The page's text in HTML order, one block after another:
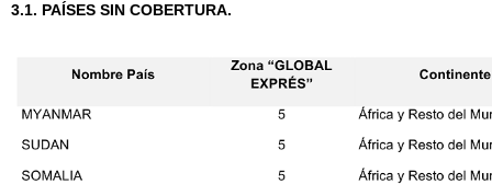
3.1. PAÍSES SIN COBERTURA.